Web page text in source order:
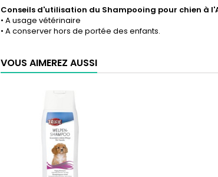
Conseils d'utilisation du Shampooing pour chien à
• A usage vétérinaire
• A conserver hors de portée des enfants.
VOUS AIMEREZ AUSSI